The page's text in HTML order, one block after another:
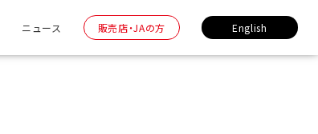
ニュース 販売店・JAの方 English